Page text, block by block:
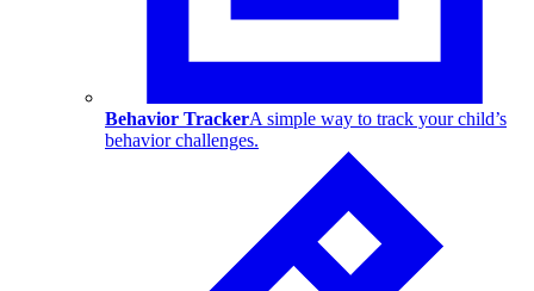
Behavior TrackerA simple way to track your child’s
behavior challenges.